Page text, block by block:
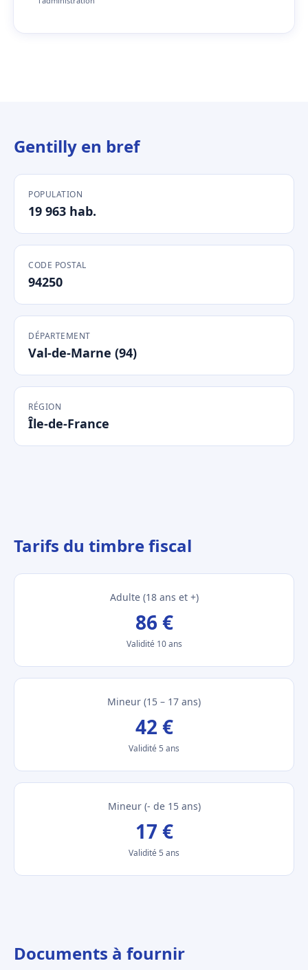
Gentilly en bref
POPULATION
19 963 hab.
CODE POSTAL
94250
DÉPARTEMENT
Val-de-Marne (94)
RÉGION
Île-de-France
Tarifs du timbre fiscal
Adulte (18 ans et +)
86 €
Validité 10 ans
Mineur (15 – 17 ans)
42 €
Validité 5 ans
Mineur (- de 15 ans)
17 €
Validité 5 ans
Documents à fournir